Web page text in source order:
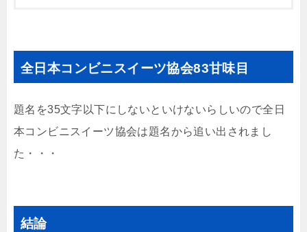
全日本コンビニスイーツ協会83甘味目
題名を35文字以下にしないといけないらしいので全日
本コンビニスイーツ協会は題名から追い出されまし
た・・・
結論